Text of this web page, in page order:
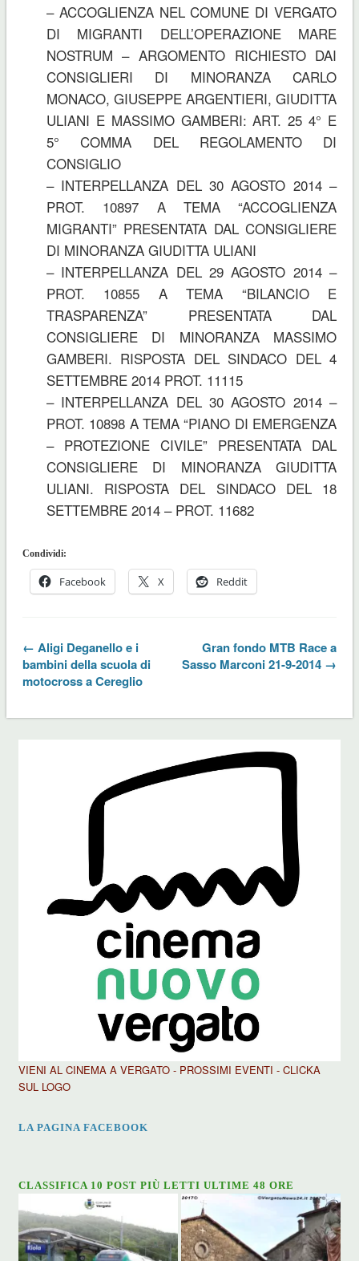
– ACCOGLIENZA NEL COMUNE DI VERGATO
DI MIGRANTI DELL’OPERAZIONE MARE
NOSTRUM – ARGOMENTO RICHIESTO DAI
CONSIGLIERI DI MINORANZA CARLO
MONACO, GIUSEPPE ARGENTIERI, GIUDITTA
ULIANI E MASSIMO GAMBERI: ART. 25 4° E
5° COMMA DEL REGOLAMENTO DI
CONSIGLIO
– INTERPELLANZA DEL 30 AGOSTO 2014 –
PROT. 10897 A TEMA “ACCOGLIENZA
MIGRANTI” PRESENTATA DAL CONSIGLIERE
DI MINORANZA GIUDITTA ULIANI
– INTERPELLANZA DEL 29 AGOSTO 2014 –
PROT. 10855 A TEMA “BILANCIO E
TRASPARENZA” PRESENTATA DAL
CONSIGLIERE DI MINORANZA MASSIMO
GAMBERI. RISPOSTA DEL SINDACO DEL 4
SETTEMBRE 2014 PROT. 11115
– INTERPELLANZA DEL 30 AGOSTO 2014 –
PROT. 10898 A TEMA “PIANO DI EMERGENZA
– PROTEZIONE CIVILE” PRESENTATA DAL
CONSIGLIERE DI MINORANZA GIUDITTA
ULIANI. RISPOSTA DEL SINDACO DEL 18
SETTEMBRE 2014 – PROT. 11682
Condividi:
Facebook X Reddit
← Aligi Deganello e i
bambini della scuola di
motocross a Cereglio
Gran fondo MTB Race a
Sasso Marconi 21-9-2014 →
VIENI AL CINEMA A VERGATO - PROSSIMI EVENTI - CLICKA
SUL LOGO
LA PAGINA FACEBOOK
CLASSIFICA 10 POST PIÙ LETTI ULTIME 48 ORE